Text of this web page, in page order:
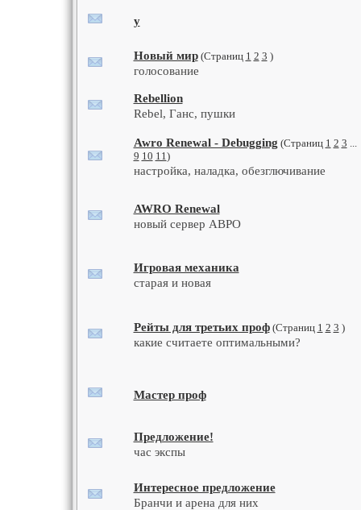
у
Новый мир (Страниц 1 2 3 )
голосование
Rebellion
Rebel, Ганс, пушки
Awro Renewal - Debugging (Страниц 1 2 3 ...
9 10 11)
настройка, наладка, обезглючивание
AWRO Renewal
новый сервер АВРО
Игровая механика
старая и новая
Рейты для третьих проф (Страниц 1 2 3 )
какие считаете оптимальными?
Мастер проф
Предложение!
час экспы
Интересное предложение
Бранчи и арена для них